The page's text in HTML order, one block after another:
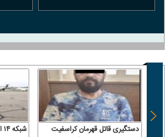
دستگیری قاتل قهرمان کراسفیت